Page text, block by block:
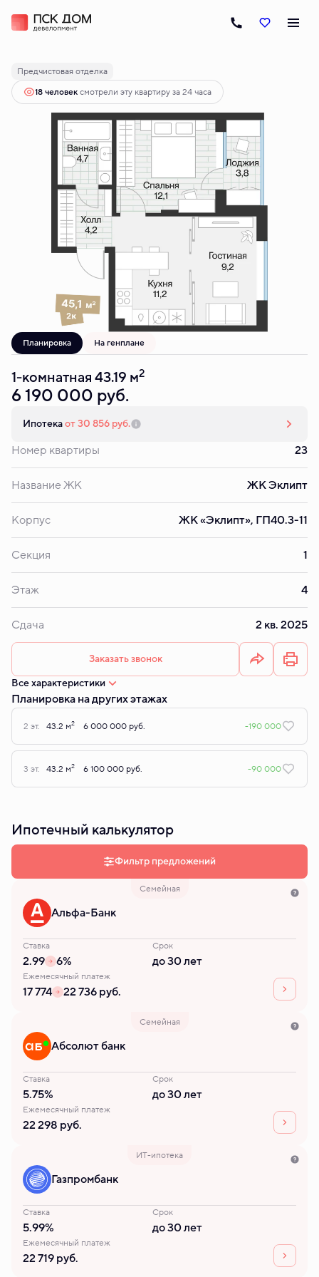
1-комнатная43.19 м 6 190 000 руб.
Ипотекаот 30 856 руб.
Предчистовая отделка
18 человексмотрели эту квартиру за 24 часа
Планировка На генплане
1-комнатная 43.19 м2
6 190 000 руб.
Ипотекаот 30 856 руб.
Номер квартиры 23
Название ЖК ЖК Эклипт
Корпус ЖК «Эклипт», ГП40.3-11
Секция 1
Этаж 4
Сдача 2 кв. 2025
Заказать звонок
Все характеристики
Планировка на других этажах
2 эт. 43.2 м2 6 000 000 руб. -190 000
3 эт. 43.2 м2 6 100 000 руб. -90 000
Ипотечный калькулятор
Фильтр предложений
Семейная
Альфа-Банк
Ставка
2.99 6%
Срок
до 30 лет
Ежемесячный платеж
17 774 22 736 руб.
Семейная
Абсолют банк
Ставка
5.75%
Срок
до 30 лет
Ежемесячный платеж
22 298 руб.
ИТ-ипотека
Газпромбанк
Ставка
5.99%
Срок
до 30 лет
Ежемесячный платеж
22 719 руб.